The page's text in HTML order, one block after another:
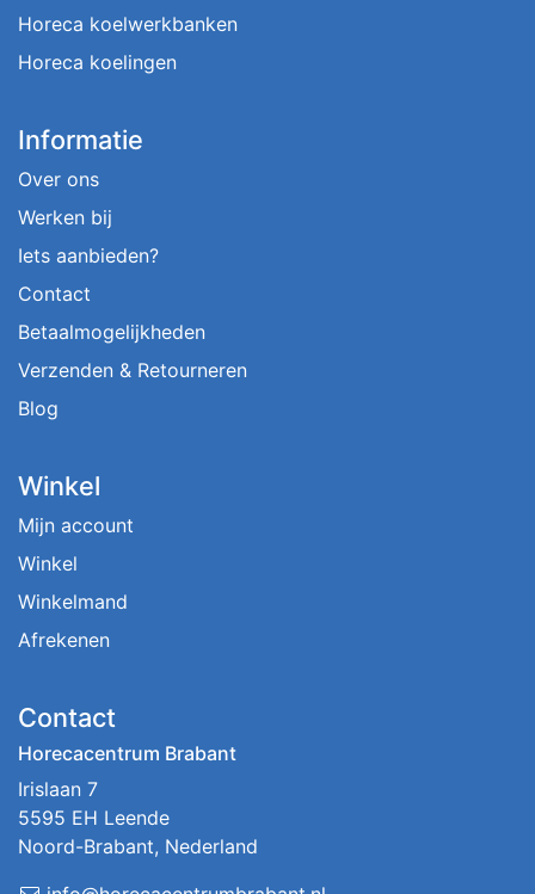
Horeca koelwerkbanken
Horeca koelingen
Informatie
Over ons
Werken bij
Iets aanbieden?
Contact
Betaalmogelijkheden
Verzenden & Retourneren
Blog
Winkel
Mijn account
Winkel
Winkelmand
Afrekenen
Contact
Horecacentrum Brabant
Irislaan 7
5595 EH Leende
Noord-Brabant, Nederland